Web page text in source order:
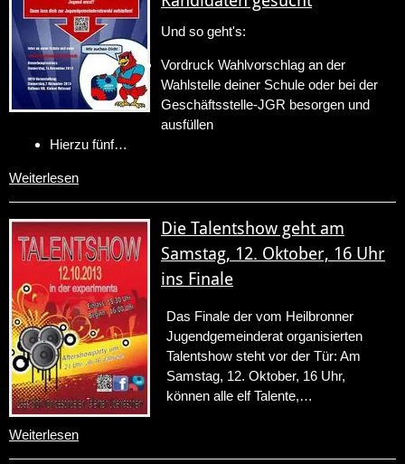
Und so geht's:
Vordruck Wahlvorschlag an der
Wahlstelle deiner Schule oder bei der
Geschäftsstelle-JGR besorgen und
ausfüllen
Hierzu fünf…
Weiterlesen
Die Talentshow geht am
Samstag, 12. Oktober, 16 Uhr
ins Finale
Das Finale der vom Heilbronner
Jugendgemeinderat organisierten
Talentshow steht vor der Tür: Am
Samstag, 12. Oktober, 16 Uhr,
können alle elf Talente,…
Weiterlesen